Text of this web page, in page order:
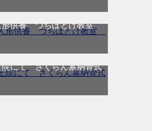
形供養 つちぼとけ教室
院にて さくらん墓納骨式